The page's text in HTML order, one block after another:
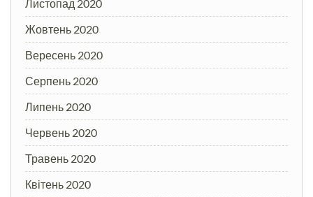
Листопад 2020
Жовтень 2020
Вересень 2020
Серпень 2020
Липень 2020
Червень 2020
Травень 2020
Квітень 2020